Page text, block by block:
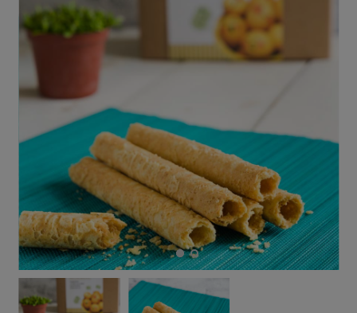
蛋 乳製品
豆製品 米麵雜糧
肉品・水產
畜產肉類 水產
水畜加工品
調理食材・點心
調味醬料/南北貨 烘焙
休閒零嘴 沖泡飲品
保健食品
海鮮
常備菜
料理方式
醬料
湯品．鍋物
漬物
涼拌沙拉
防災用品預購圓滿結束
2026年端午節預購圓滿結束
更多預購活動
當季產品
合作25-經典快閃最後一週
合作25-精選產品第四彈
合作25-精選產品第三彈
更多當季產品
主婦食堂 一籃菜真心話
社內大小事 合作聯合國
廚房瑜伽
關注議題
減硝酸鹽 惜食
非基改運動 支持本土農糧
廢核運動 能源議題
減添加物 減塑減廢
認識合作社
關於我們
員工與求才
產品檢驗
檢驗報告
硝酸鹽檢驗
重要公告